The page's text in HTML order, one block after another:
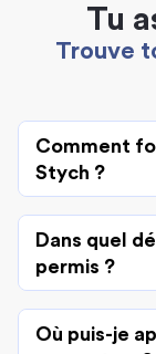
Tu
Trouve
Comment
Stych ?
Dans quel
permis ?
Où puis-je